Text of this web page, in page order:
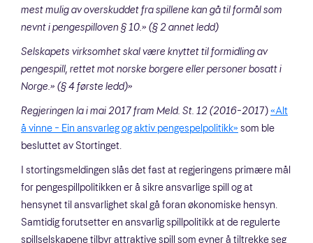
mest mulig av overskuddet fra spillene kan gå til formål som
nevnt i pengespilloven § 10.» (§ 2 annet ledd)
Selskapets virksomhet skal være knyttet til formidling av
pengespill, rettet mot norske borgere eller personer bosatt i
Norge.» (§ 4 første ledd)»
Regjeringen la i mai 2017 fram Meld. St. 12 (2016–2017)«Alt
å vinne – Ein ansvarleg og aktiv pengespelpolitikk» som ble
besluttet av Stortinget.
I stortingsmeldingen slås det fast at regjeringens primære mål
for pengespillpolitikken er å sikre ansvarlige spill og at
hensynet til ansvarlighet skal gå foran økonomiske hensyn.
Samtidig forutsetter en ansvarlig spillpolitikk at de regulerte
spillselskapene tilbyr attraktive spill som evner å tiltrekke seg